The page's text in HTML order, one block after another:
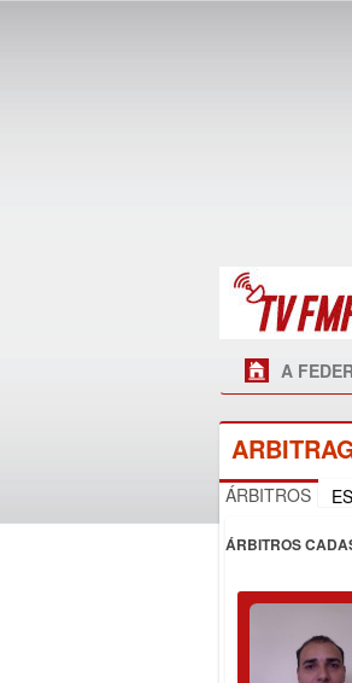
A
ÁRBITROS
ÁRBITROS